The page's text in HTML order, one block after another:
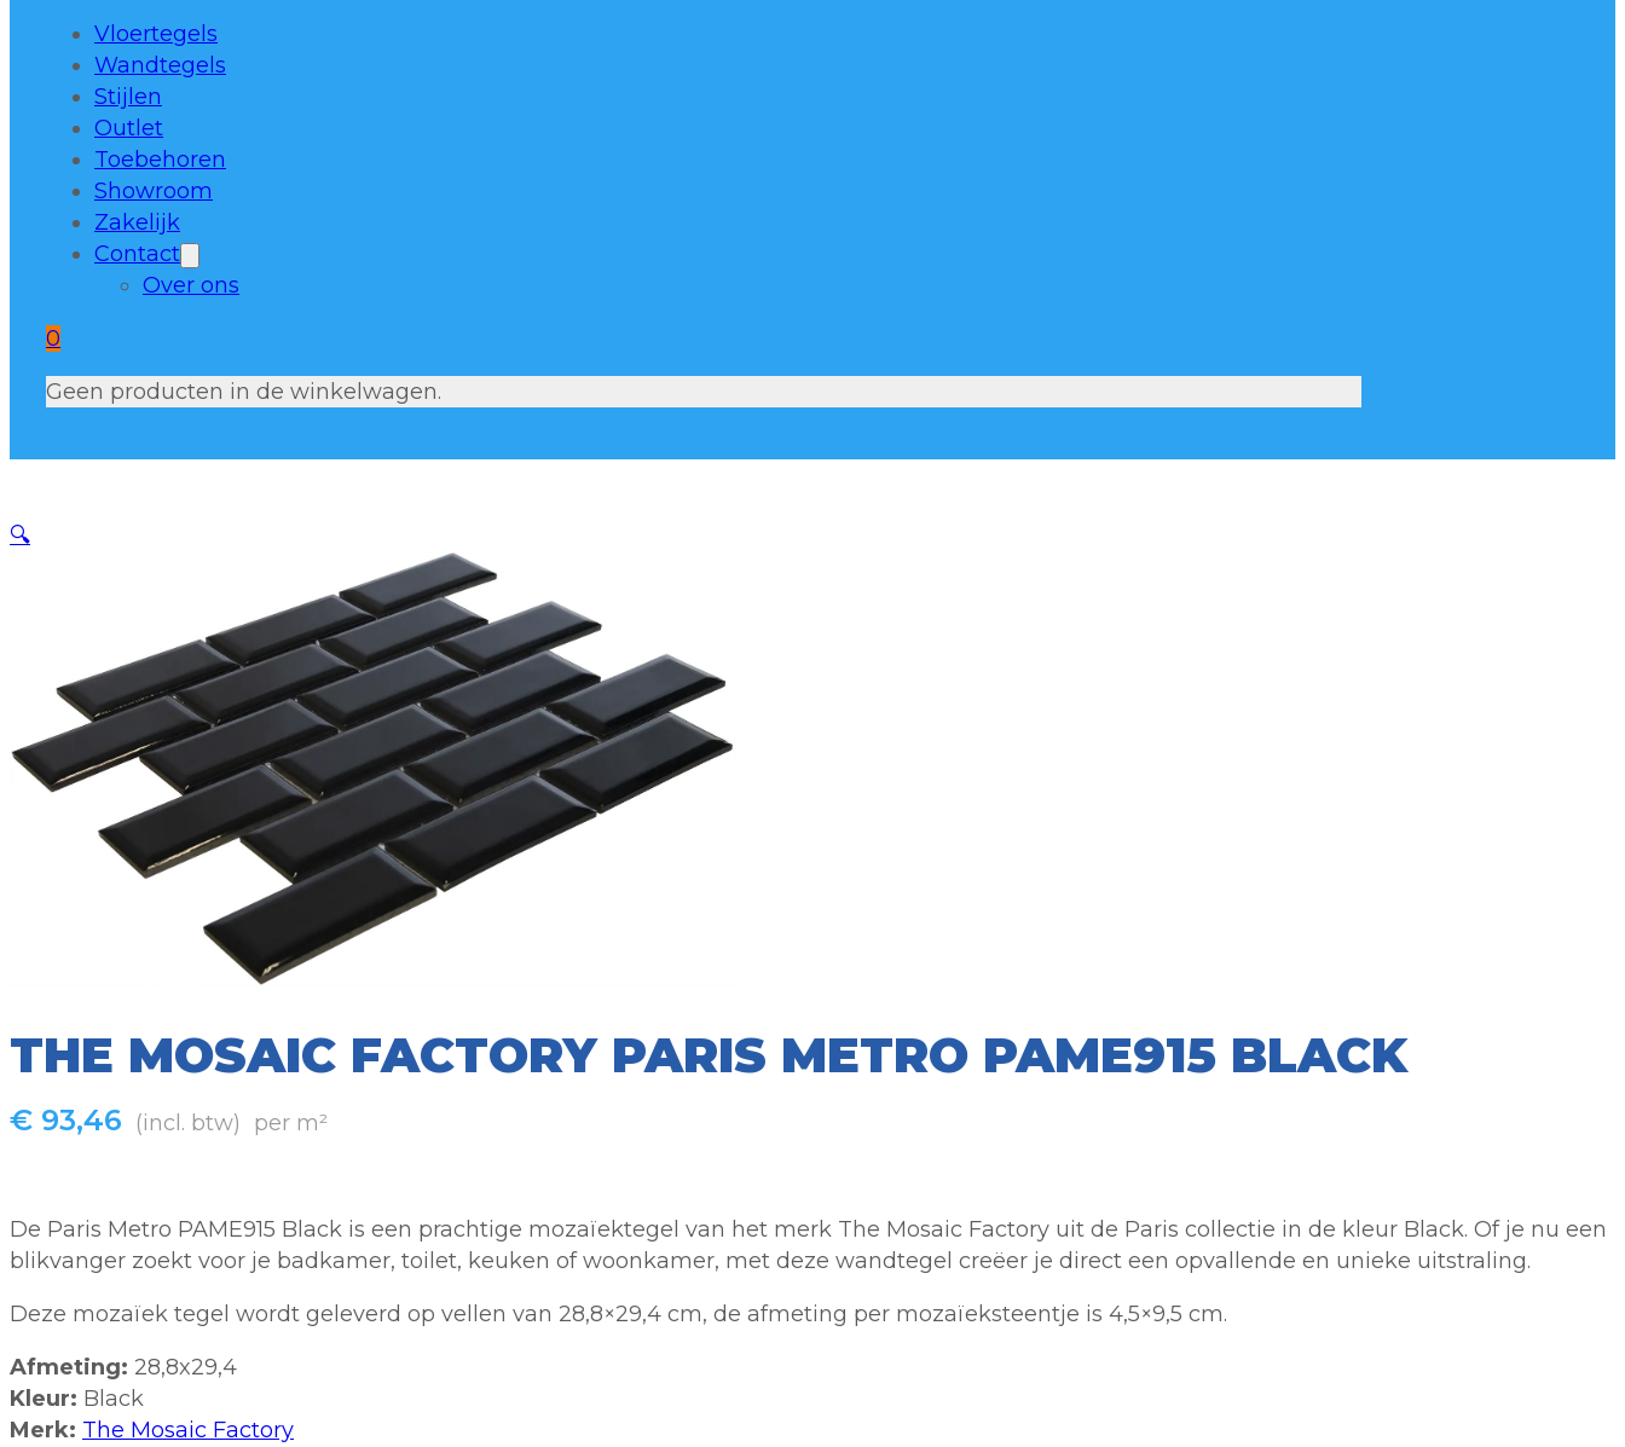
Vloertegels
Wandtegels
Stijlen
Outlet
Toebehoren
Showroom
Zakelijk
Contact
Over ons
0
Geen producten in de winkelwagen.
🔍
THE MOSAIC FACTORY PARIS METRO PAME915 BLACK
€ 93,46 (incl. btw) per m²
De Paris Metro PAME915 Black is een prachtige mozaïektegel van het merk The Mosaic Factory uit de Paris collectie in de kleur Black. Of je nu een
blikvanger zoekt voor je badkamer, toilet, keuken of woonkamer, met deze wandtegel creëer je direct een opvallende en unieke uitstraling.
Deze mozaïek tegel wordt geleverd op vellen van 28,8×29,4 cm, de afmeting per mozaïeksteentje is 4,5×9,5 cm.
Afmeting: 28,8x29,4
Kleur: Black
Merk: The Mosaic Factory